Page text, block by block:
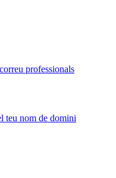
professionals
teu nom de domini